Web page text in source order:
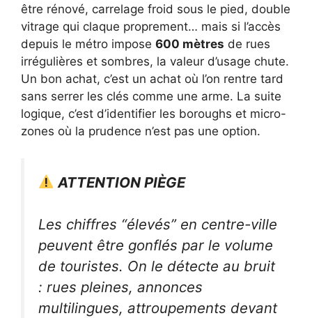
être rénové, carrelage froid sous le pied, double
vitrage qui claque proprement… mais si l’accès
depuis le métro impose 600 mètres de rues
irrégulières et sombres, la valeur d’usage chute.
Un bon achat, c’est un achat où l’on rentre tard
sans serrer les clés comme une arme. La suite
logique, c’est d’identifier les boroughs et micro-
zones où la prudence n’est pas une option.
ATTENTION PIÈGE
Les chiffres “élevés” en centre-ville
peuvent être gonflés par le volume
de touristes. On le détecte au bruit
: rues pleines, annonces
multilingues, attroupements devant